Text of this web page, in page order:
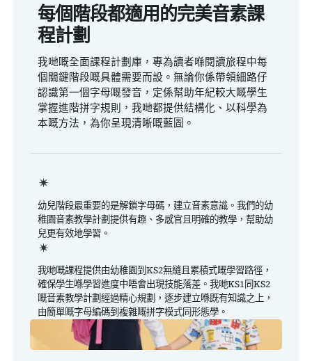
每個階段都適用的完美音素課
程計劃
我哋嘅全面課程計劃庫，專為讀者喺閱讀旅程中每
個關鍵階段嘅具體需要而設。無論你係帶領細路仔
認識第一個字母嘅發音，定係幫助年紀較大嘅學生
掌握進階拼字規則，我哋都提供結構化、以科學為
本嘅方法，為你呈現清晰嘅藍圖。
幼兒階段最重要的是解鎖字母碼，建立音素意識。我們的幼
稚園音素教學計劃提供有趣、多感官且明確的教學，幫助幼
兒更有效地學習。
我哋嘅課程提供由幼稚園到KS2無縫且累積式嘅學習路徑，
確保學生喺學習進度中唔會出現技能落差。我哋KS1同KS2
嘅音素教學計劃經過精心規劃，逐步建立喺既有知識之上，
由簡單嘅字母編碼到複雜嘅拼字模式同形態學。